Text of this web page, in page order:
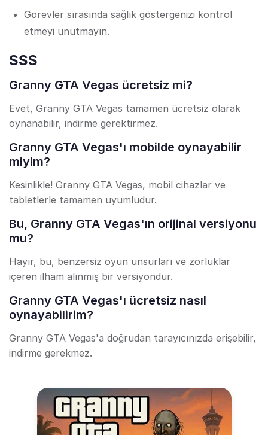
Görevler sırasında sağlık göstergenizi kontrol
etmeyi unutmayın.
SSS
Granny GTA Vegas ücretsiz mi?
Evet, Granny GTA Vegas tamamen ücretsiz olarak
oynanabilir, indirme gerektirmez.
Granny GTA Vegas'ı mobilde oynayabilir
miyim?
Kesinlikle! Granny GTA Vegas, mobil cihazlar ve
tabletlerle tamamen uyumludur.
Bu, Granny GTA Vegas'ın orijinal versiyonu
mu?
Hayır, bu, benzersiz oyun unsurları ve zorluklar
içeren ilham alınmış bir versiyondur.
Granny GTA Vegas'ı ücretsiz nasıl
oynayabilirim?
Granny GTA Vegas'a doğrudan tarayıcınızda erişebilir,
indirme gerekmez.